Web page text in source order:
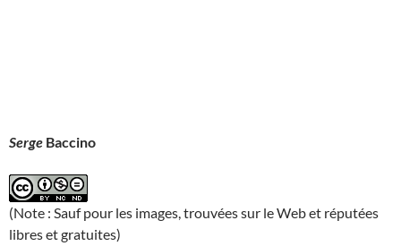
Serge Baccino
(Note : Sauf pour les images, trouvées sur le Web et réputées
libres et gratuites)